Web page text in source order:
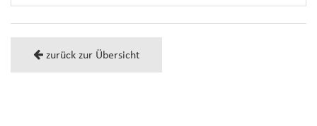
zurück zur Übersicht